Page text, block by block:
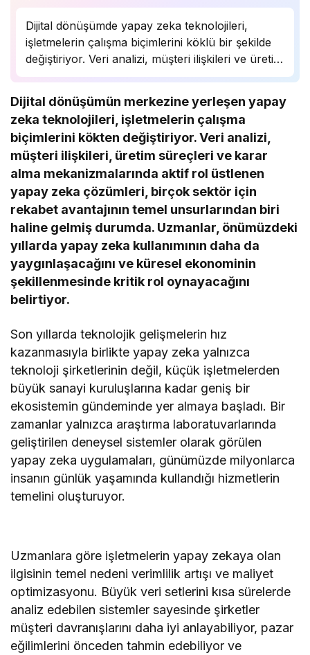
Dijital dönüşümde yapay zeka teknolojileri,
işletmelerin çalışma biçimlerini köklü bir şekilde
değiştiriyor. Veri analizi, müşteri ilişkileri ve üretim
süreçlerinde önemli bir rol oynayan yapay zeka,
Uzmanlar, bu teknolojinin önümüzdeki yıllarda
daha da yaygınlaşarak…
Dijital dönüşümün merkezine yerleşen yapay
zeka teknolojileri, işletmelerin çalışma
biçimlerini kökten değiştiriyor. Veri analizi,
müşteri ilişkileri, üretim süreçleri ve karar
alma mekanizmalarında aktif rol üstlenen
yapay zeka çözümleri, birçok sektör için
rekabet avantajının temel unsurlarından biri
haline gelmiş durumda. Uzmanlar, önümüzdeki
yıllarda yapay zeka kullanımının daha da
yaygınlaşacağını ve küresel ekonominin
şekillenmesinde kritik rol oynayacağını
belirtiyor.
Son yıllarda teknolojik gelişmelerin hız
kazanmasıyla birlikte yapay zeka yalnızca
teknoloji şirketlerinin değil, küçük işletmelerden
büyük sanayi kuruluşlarına kadar geniş bir
ekosistemin gündeminde yer almaya başladı. Bir
zamanlar yalnızca araştırma laboratuvarlarında
geliştirilen deneysel sistemler olarak görülen
yapay zeka uygulamaları, günümüzde milyonlarca
insanın günlük yaşamında kullandığı hizmetlerin
temelini oluşturuyor.
Uzmanlara göre işletmelerin yapay zekaya olan
ilgisinin temel nedeni verimlilik artışı ve maliyet
optimizasyonu. Büyük veri setlerini kısa sürelerde
analiz edebilen sistemler sayesinde şirketler
müşteri davranışlarını daha iyi anlayabiliyor, pazar
eğilimlerini önceden tahmin edebiliyor ve